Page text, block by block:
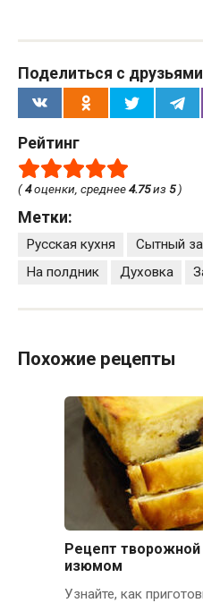
Поделиться с друзьями
Рейтинг
(4оценки, среднее4.75из 5)
Метки:
Русская кухня Сытный
На полдник
Духовка
Похожие рецепты
Рецепт творожной
изюмом
Узнайте, как